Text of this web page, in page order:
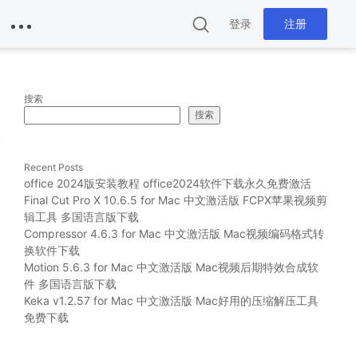
登录 注册
搜索
搜索
Recent Posts
office 2024版安装教程 office2024软件下载永久免费激活
Final Cut Pro X 10.6.5 for Mac 中文激活版 FCPX苹果视频剪
辑工具 多国语言版下载
Compressor 4.6.3 for Mac 中文激活版 Mac视频编码格式转
换软件下载
Motion 5.6.3 for Mac 中文激活版 Mac视频后期特效合成软
件 多国语言版下载
Keka v1.2.57 for Mac 中文激活版 Mac好用的压缩解压工具
免费下载